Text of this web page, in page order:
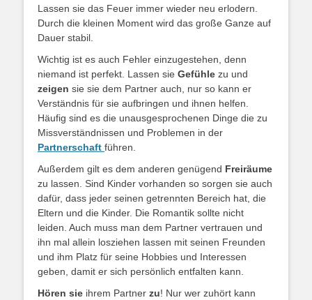
Lassen sie das Feuer immer wieder neu erlodern.
Durch die kleinen Moment wird das große Ganze auf
Dauer stabil.
Wichtig ist es auch Fehler einzugestehen, denn
niemand ist perfekt. Lassen sie Gefühle zu und
zeigen sie sie dem Partner auch, nur so kann er
Verständnis für sie aufbringen und ihnen helfen.
Häufig sind es die unausgesprochenen Dinge die zu
Missverständnissen und Problemen in der
Partnerschaft führen.
Außerdem gilt es dem anderen genügend Freiräume
zu lassen. Sind Kinder vorhanden so sorgen sie auch
dafür, dass jeder seinen getrennten Bereich hat, die
Eltern und die Kinder. Die Romantik sollte nicht
leiden. Auch muss man dem Partner vertrauen und
ihn mal allein losziehen lassen mit seinen Freunden
und ihm Platz für seine Hobbies und Interessen
geben, damit er sich persönlich entfalten kann.
Hören sie ihrem Partner zu! Nur wer zuhört kann